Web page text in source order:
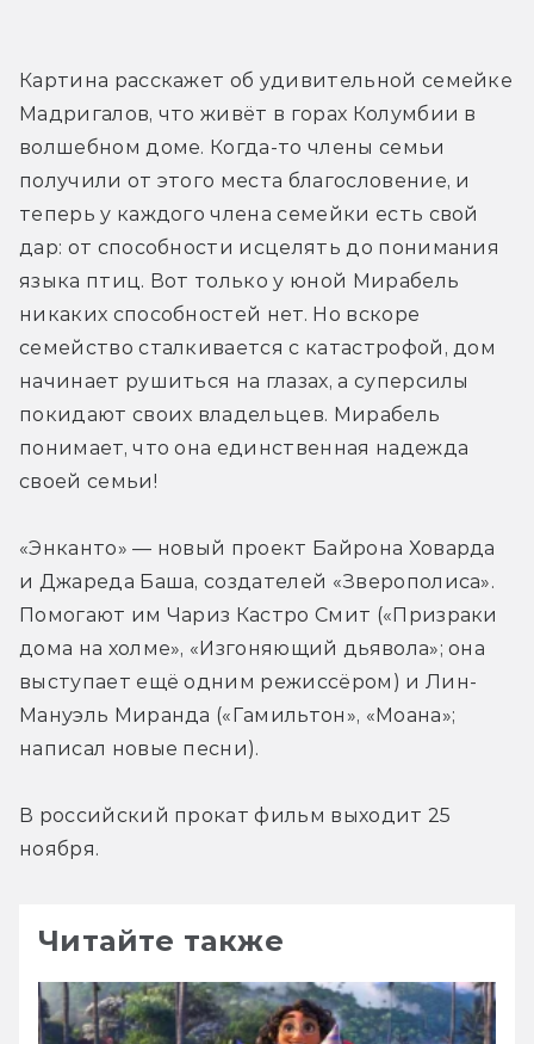
Картина расскажет об удивительной семейке
Мадригалов, что живёт в горах Колумбии в
волшебном доме. Когда-то члены семьи
получили от этого места благословение, и
теперь у каждого члена семейки есть свой
дар: от способности исцелять до понимания
языка птиц. Вот только у юной Мирабель
никаких способностей нет. Но вскоре
семейство сталкивается с катастрофой, дом
начинает рушиться на глазах, а суперсилы
покидают своих владельцев. Мирабель
понимает, что она единственная надежда
своей семьи!
«Энканто» — новый проект Байрона Ховарда
и Джареда Баша, создателей «Зверополиса».
Помогают им Чариз Кастро Смит («Призраки
дома на холме», «Изгоняющий дьявола»; она
выступает ещё одним режиссёром) и Лин-
Мануэль Миранда («Гамильтон», «Моана»;
написал новые песни).
В российский прокат фильм выходит 25
ноября.
Читайте также